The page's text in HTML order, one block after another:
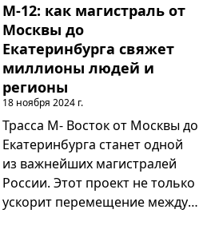
М-12: как магистраль от
Москвы до
Екатеринбурга свяжет
миллионы людей и
регионы
18 ноября 2024 г.
Трасса М- Восток от Москвы до
Екатеринбурга станет одной
из важнейших магистралей
России. Этот проект не только
ускорит перемещение между